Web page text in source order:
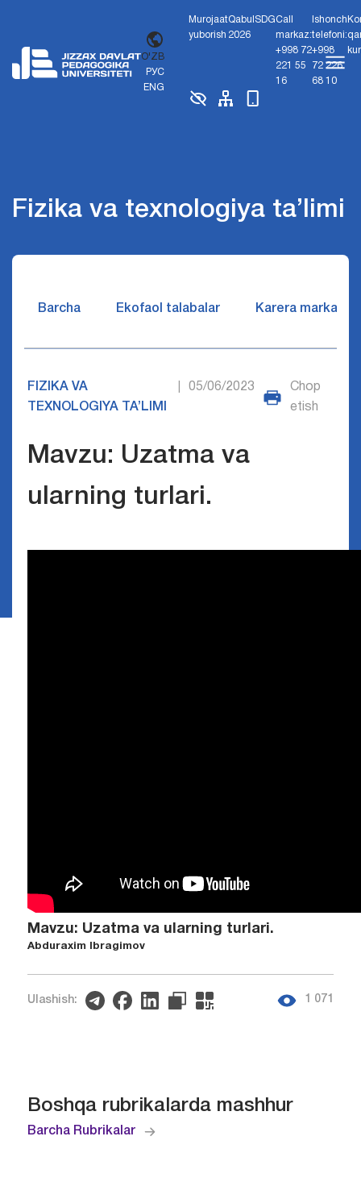
O'ZB
РУС
ENG
Murojaat
yuborish
Qabul
2026
SDGCall
markaz:
+998 72
221 55
16
Ishonch
telefoni:
+998
72 226
68 10
Fizika va texnologiya ta’limi
Barcha Ekofaol talabalar Karera markazi
FIZIKA VA
TEXNOLOGIYA TA’LIMI
05/06/2023
Chop
etish
Mavzu: Uzatma va
ularning turlari.
Mavzu: Uzatma va ularning turlari.
Abduraxim Ibragimov
Ulashish: 1 071
Boshqa rubrikalarda mashhur
Barcha Rubrikalar